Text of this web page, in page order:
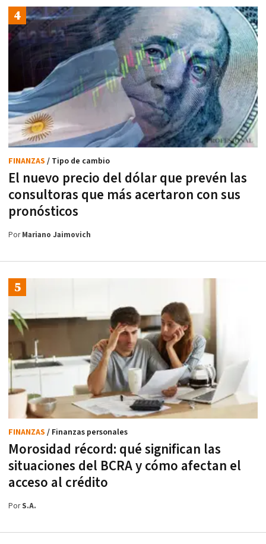
El nuevo precio del dólar que prevén las
consultoras que más acertaron con sus
pronósticos
FINANZAS / Tipo de cambio
PorMariano Jaimovich
Morosidad récord: qué significan las
situaciones del BCRA y cómo afectan el
acceso al crédito
FINANZAS / Finanzas personales
PorS.A.